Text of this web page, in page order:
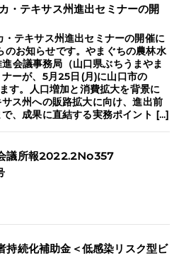
・テキサス州進出セミナーの開
テキサス州進出セミナーの開催に
のお知らせです。やまぐちの農林水
会議事務局（山口県ぶちうまやま
ーが、5月25日(月)に山口市の
す。人口増加と消費拡大を背景に
ス州への販路拡大に向け、進出前
、成果に直結する実務ポイント […]
議所報2022.2No357
持続化補助金＜低感染リスク型ビ